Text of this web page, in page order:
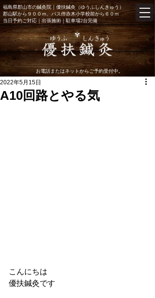
福島県郡山市の鍼灸院｜優扶鍼灸（ゆうふしんきゅう）
郡山駅から９００ｍ、バス停赤木小学校前から６０ｍ
当日予約ご対応｜出張施術｜駐車場2台完備
お電話またはネットからご予約受付中。
A10回路とやる気
2022年5月15日
こんにちは
優扶鍼灸です